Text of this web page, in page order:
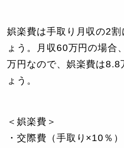
娯楽費は手取り月収の2
ょう。月収60万円の場合
万円なので、娯楽費は8.8
ょう。
＜娯楽費＞
・交際費（手取り×10％）